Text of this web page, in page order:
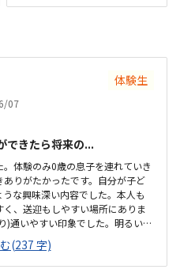
体験生
07
できたら将来の...
体験のみ0歳の息子を連れていき
りがたかったです。自分が子ど
な興味深い内容でした。本人も
、送迎もしやすい場所にありま
)通いやすい印象でした。明るい雰
サイズも設備も子どもにちょう
料金設定だと思います。課題も充
(237 字)